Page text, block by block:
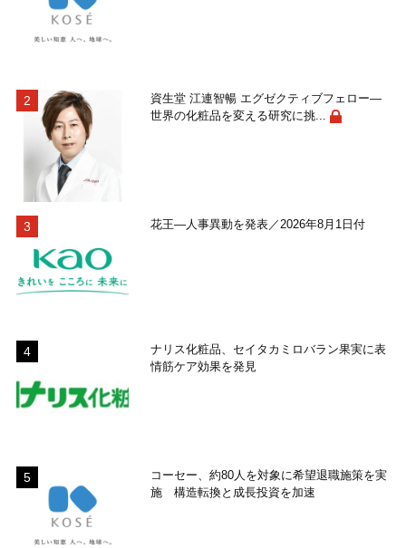
資生堂 江連智暢 エグゼクティブフェロー―
世界の化粧品を変える研究に挑...
花王―人事異動を発表／2026年8月1日付
ナリス化粧品、セイタカミロバラン果実に表
情筋ケア効果を発見
コーセー、約80人を対象に希望退職施策を実
施 構造転換と成長投資を加速